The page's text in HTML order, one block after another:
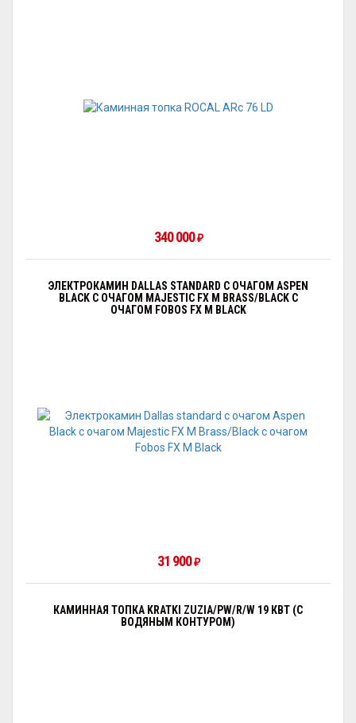
340 000₽
ЭЛЕКТРОКАМИН DALLAS STANDARD С ОЧАГОМ АSPEN
BLACK С ОЧАГОМ MAJESTIC FX M BRASS/BLACK С
ОЧАГОМ FOBOS FX M BLACK
31 900₽
КАМИННАЯ ТОПКА KRATKI ZUZIA/PW/R/W 19 КВТ (С
ВОДЯНЫМ КОНТУРОМ)